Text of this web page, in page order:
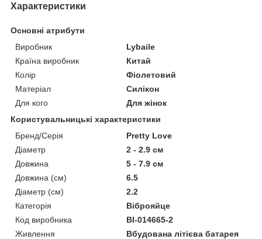
Характеристики
Основні атрибути
Виробник
Lybaile
Країна виробник
Китай
Колір
Фіолетовий
Матеріал
Силікон
Для кого
Для жінок
Користувальницькі характеристики
Бренд/Серія
Pretty Love
Діаметр
2 - 2.9 см
Довжина
5 - 7.9 см
Довжина (см)
6.5
Діаметр (см)
2.2
Категорія
Віброяйце
Код виробника
BI-014665-2
Живлення
Вбудована літієва батарея